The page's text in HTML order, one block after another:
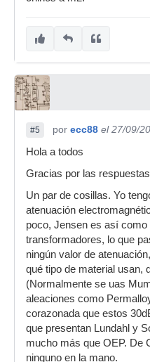
#5 por ecc88 el 27/09/
Hola a todos
Gracias por las
Un par de cosillas. Yo
atenuación
poco, Jensen es así como
transformadores, lo que
ningún valor de
qué tipo de material usan,
(Normalmente se uas
aleaciones como
corazonada que estos
que presentan Lundahl y
mucho más que OEP. De
ninguno en la mano.